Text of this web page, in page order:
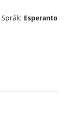
Språk: Esperanto